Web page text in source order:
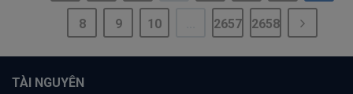
8 9 10 2657 2658
TÀI NGUYÊN